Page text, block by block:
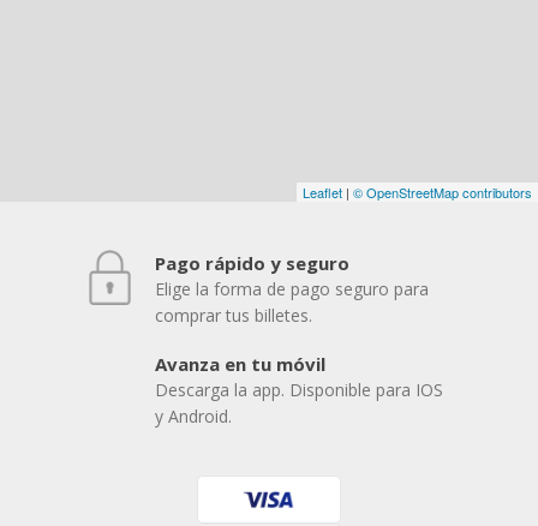
Leaflet | © OpenStreetMap contributors
Pago rápido y seguro
Elige la forma de pago seguro para
comprar tus billetes.
Avanza en tu móvil
Descarga la app. Disponible para IOS
y Android.